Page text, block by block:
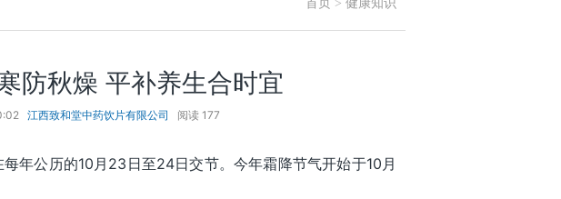
首页 > 健康知识
防秋燥 平补养生合时宜
江西致和堂中药饮片有限公司 阅读 177
公历的10月23日至24日交节。今年霜降节气开始于10月